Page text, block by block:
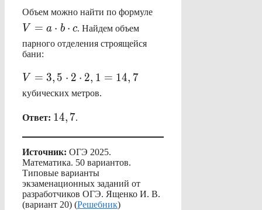
Объем можно найти по формуле
V = a ⋅ b ⋅ c. Найдем объем
парного отделения строящейся
бани:
V=3,5
\cdot 2
\cdot
2,1=14,7
V = 3, 5 ⋅ 2 ⋅ 2, 1 = 14, 7
кубических метров.
Ответ: 14,7
14, 7.
Источник: ОГЭ 2025.
Математика. 50 вариантов.
Типовые варианты
экзаменационных заданий от
разработчиков ОГЭ. Ященко И. В.
(вариант 20) (Решебник)